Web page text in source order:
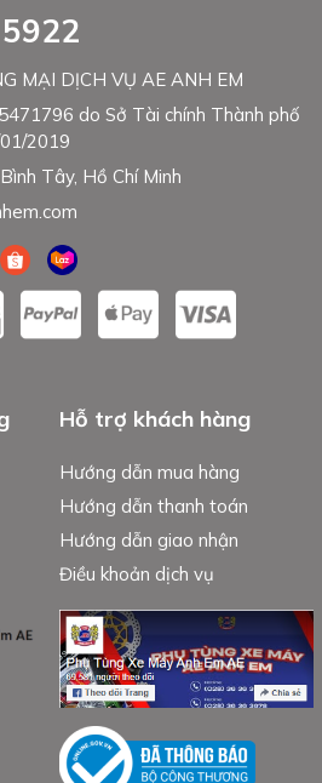
MẠI DỊCH VỤ AE ANH EM
do Sở Tài chính Thành phố
2019
Tây, Hồ Chí Minh
Hỗ trợ khách hàng
Hướng dẫn mua hàng
Hướng dẫn thanh toán
Hướng dẫn giao nhận
Điều khoản dịch vụ